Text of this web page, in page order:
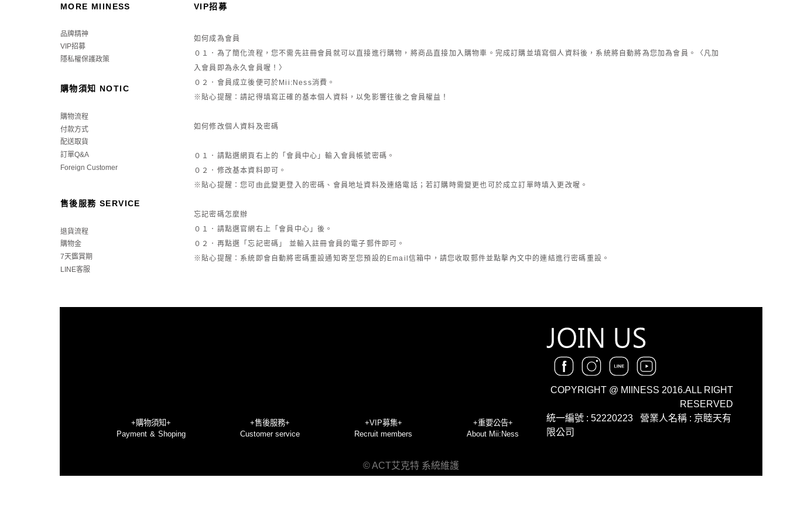
MORE MIINESS VIP招募
品牌精神
如何成為會員
０１．為了簡化流程，您不需先註冊會員就可以直接進行購物，將商品直接加入購物車。完成訂購並填寫個人資料後，系統將自動將為您加為會員。〈凡加
入會員即為永久會員喔！〉
０２．會員成立後便可於Mii:Ness消費。
※貼心提醒：請記得填寫正確的基本個人資料，以免影響往後之會員權益！
如何修改個人資料及密碼
０１．請點選網頁右上的「會員中心」輸入會員帳號密碼。
０２．修改基本資料即可。
※貼心提醒：您可由此變更登入的密碼、會員地址資料及連絡電話；若訂購時需變更也可於成立訂單時填入更改喔。
忘記密碼怎麼辦
０１．請點選官網右上「會員中心」後。
０２．再點選「忘記密碼」 並輸入註冊會員的電子郵件即可。
※貼心提醒：系統即會自動將密碼重設通知寄至您預設的Email信箱中，請您收取郵件並點擊內文中的連結進行密碼重設。
VIP招募
隱私權保護政策
購物須知 NOTIC
購物流程
付款方式
配送取貨
訂單Q&A
Foreign Customer
售後服務 SERVICE
退貨流程
購物金
7天鑑賞期
LINE客服
+購物須知+
Payment & Shoping
+售後服務+
Customer service
+VIP募集+
Recruit members
+重要公告+
About Mii:Ness
COPYRIGHT @ MIINESS 2016.ALL RIGHT
RESERVED
統一編號 : 52220223
營業人名稱 : 京睦天有
限公司
© ACT艾克特 系統維護